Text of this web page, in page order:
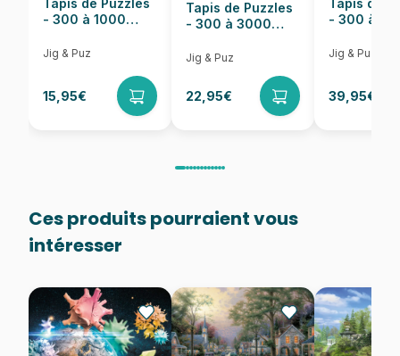
Tapis de Puzzles
- 300 à 1000
Jig & Puz
15,95€
Tapis de Puzzles
- 300 à 3000
Jig & Puz
22,95€
Tapis de
- 300 à
Jig & Puz
39,95€
Ces produits pourraient vous
intéresser